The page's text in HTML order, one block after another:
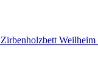
Zirbenholzbett Weilheim